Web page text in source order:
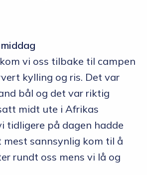
vi oss tilbake til campen
kylling og ris. Det var
bål og det var riktig
midt ute i Afrikas
tidligere på dagen hadde
sannsynlig kom til å
rundt oss mens vi lå og